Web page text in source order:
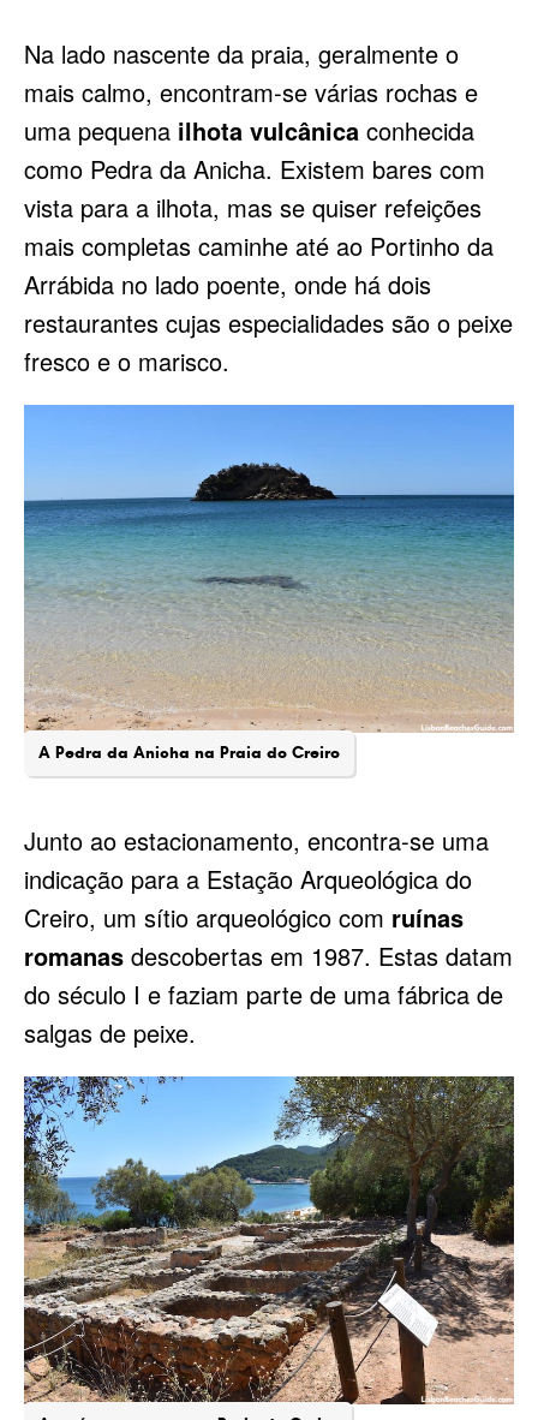
Na lado nascente da praia, geralmente o
mais calmo, encontram-se várias rochas e
uma pequena ilhota vulcânica conhecida
como Pedra da Anicha. Existem bares com
vista para a ilhota, mas se quiser refeições
mais completas caminhe até ao Portinho da
Arrábida no lado poente, onde há dois
restaurantes cujas especialidades são o peixe
fresco e o marisco.
A Pedra da Anicha na Praia do Creiro
Junto ao estacionamento, encontra-se uma
indicação para a Estação Arqueológica do
Creiro, um sítio arqueológico com ruínas
romanas descobertas em 1987. Estas datam
do século I e faziam parte de uma fábrica de
salgas de peixe.